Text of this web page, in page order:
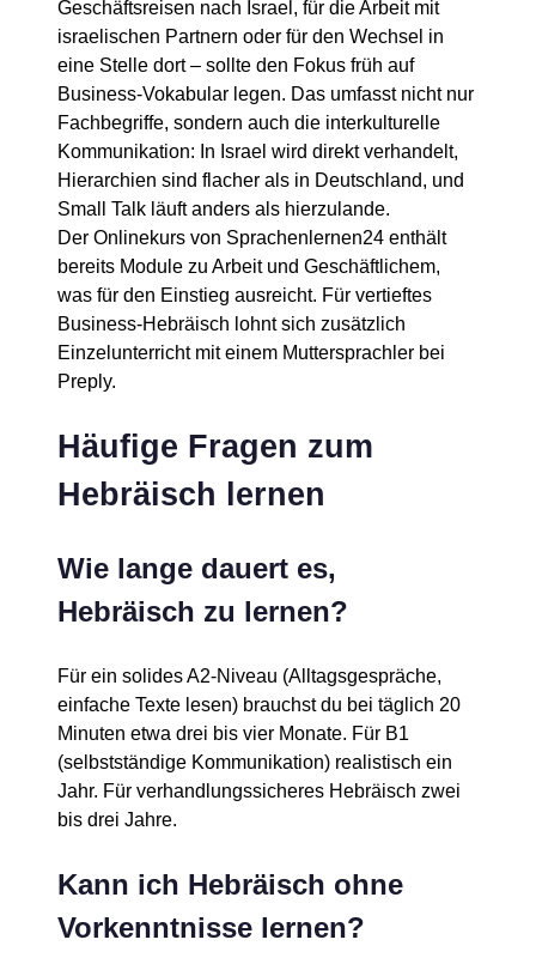
Geschäftsreisen nach Israel, für die Arbeit mit
israelischen Partnern oder für den Wechsel in
eine Stelle dort – sollte den Fokus früh auf
Business-Vokabular legen. Das umfasst nicht nur
Fachbegriffe, sondern auch die interkulturelle
Kommunikation: In Israel wird direkt verhandelt,
Hierarchien sind flacher als in Deutschland, und
Small Talk läuft anders als hierzulande.
Der Onlinekurs von Sprachenlernen24 enthält
bereits Module zu Arbeit und Geschäftlichem,
was für den Einstieg ausreicht. Für vertieftes
Business-Hebräisch lohnt sich zusätzlich
Einzelunterricht mit einem Muttersprachler bei
Preply.
Häufige Fragen zum
Hebräisch lernen
Wie lange dauert es,
Hebräisch zu lernen?
Für ein solides A2-Niveau (Alltagsgespräche,
einfache Texte lesen) brauchst du bei täglich 20
Minuten etwa drei bis vier Monate. Für B1
(selbstständige Kommunikation) realistisch ein
Jahr. Für verhandlungssicheres Hebräisch zwei
bis drei Jahre.
Kann ich Hebräisch ohne
Vorkenntnisse lernen?